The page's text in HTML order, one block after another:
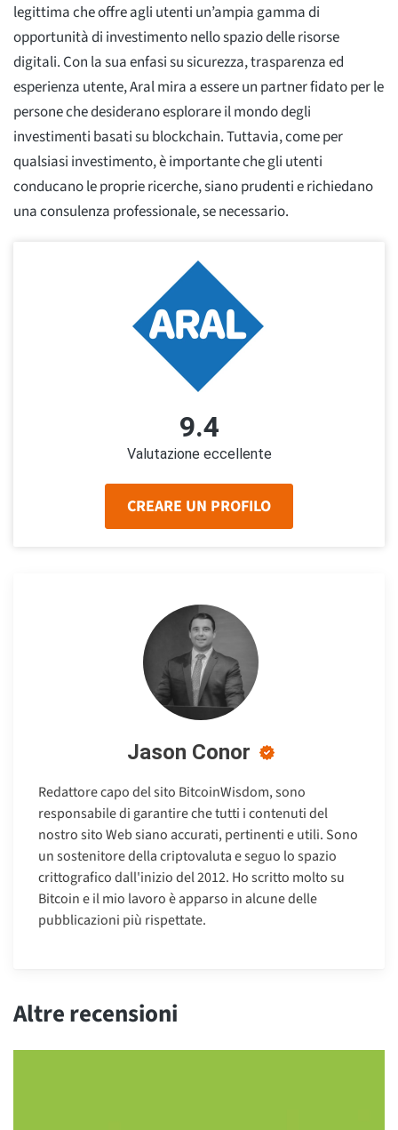
legittima che offre agli utenti un’ampia gamma di
opportunità di investimento nello spazio delle risorse
digitali. Con la sua enfasi su sicurezza, trasparenza ed
esperienza utente, Aral mira a essere un partner fidato per le
persone che desiderano esplorare il mondo degli
investimenti basati su blockchain. Tuttavia, come per
qualsiasi investimento, è importante che gli utenti
conducano le proprie ricerche, siano prudenti e richiedano
una consulenza professionale, se necessario.
9.4
Valutazione eccellente
CREARE UN PROFILO
Jason Conor
Redattore capo del sito BitcoinWisdom, sono
responsabile di garantire che tutti i contenuti del
nostro sito Web siano accurati, pertinenti e utili. Sono
un sostenitore della criptovaluta e seguo lo spazio
crittografico dall'inizio del 2012. Ho scritto molto su
Bitcoin e il mio lavoro è apparso in alcune delle
pubblicazioni più rispettate.
Altre recensioni